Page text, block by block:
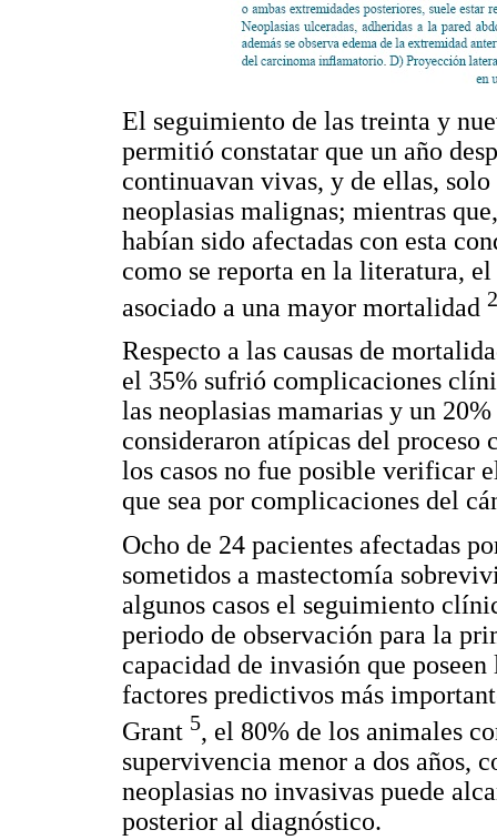
El seguimiento de las treinta y
permitió constatar que un año
continuavan vivas, y de ellas,
neoplasias malignas; mientras
habían sido afectadas con esta
como se reporta en la literatura,
asociado a una mayor mortalidad
Respecto a las causas de
el 35% sufrió complicaciones
las neoplasias mamarias y un
consideraron atípicas del proceso
los casos no fue posible verificar
que sea por complicaciones del
Ocho de 24 pacientes afectadas
sometidos a mastectomía
algunos casos el seguimiento
periodo de observación para la
capacidad de invasión que
factores predictivos más
Grant 5, el 80% de los animales
supervivencia menor a dos años,
neoplasias no invasivas puede
posterior al diagnóstico.